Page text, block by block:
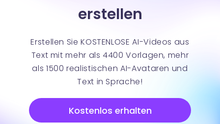
erstellen
Erstellen Sie KOSTENLOSE AI-Videos aus
Text mit mehr als 4400 Vorlagen, mehr
als 1500 realistischen AI-Avataren und
Text in Sprache!
Kostenlos erhalten